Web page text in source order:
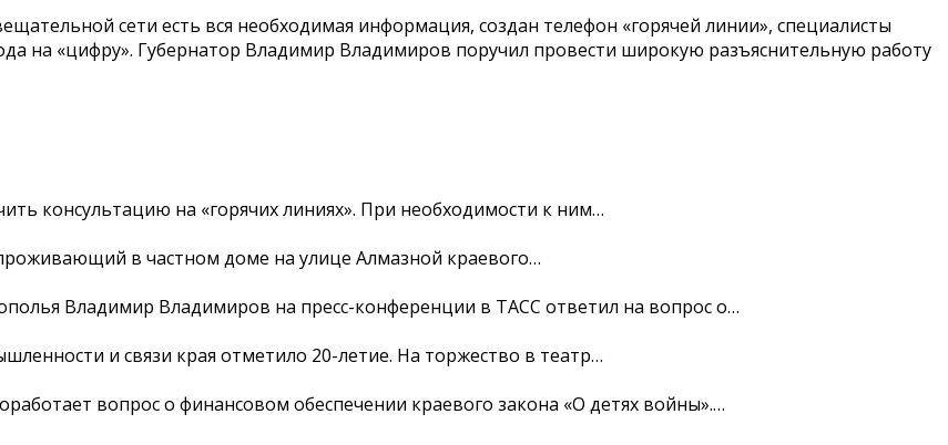
сети есть вся необходимая информация, создан телефон «горячей линии», специалисты
на «цифру». Губернатор Владимир Владимиров поручил провести широкую разъяснительную работу
консультацию на «горячих линиях». При необходимости к ним…
в частном доме на улице Алмазной краевого…
Владимир Владимиров на пресс-конференции в ТАСС ответил на вопрос о…
и связи края отметило 20-летие. На торжество в театр…
вопрос о финансовом обеспечении краевого закона «О детях войны».…